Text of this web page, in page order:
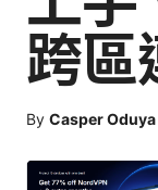
跨區
By Casper Oduya